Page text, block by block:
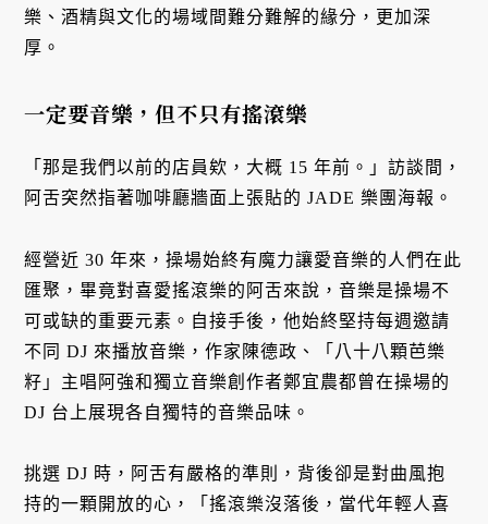
樂、酒精與文化的場域間難分難解的緣分，更加深
厚。
一定要音樂，但不只有搖滾樂
「那是我們以前的店員欸，大概 15 年前。」訪談間，
阿舌突然指著咖啡廳牆面上張貼的 JADE 樂團海報。
經營近 30 年來，操場始終有魔力讓愛音樂的人們在此
匯聚，畢竟對喜愛搖滾樂的阿舌來說，音樂是操場不
可或缺的重要元素。自接手後，他始終堅持每週邀請
不同 DJ 來播放音樂，作家陳德政、「八十八顆芭樂
籽」主唱阿強和獨立音樂創作者鄭宜農都曾在操場的
DJ 台上展現各自獨特的音樂品味。
挑選 DJ 時，阿舌有嚴格的準則，背後卻是對曲風抱
持的一顆開放的心，「搖滾樂沒落後，當代年輕人喜